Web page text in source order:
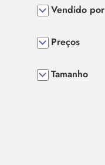
Vendido por
Preços
Tamanho